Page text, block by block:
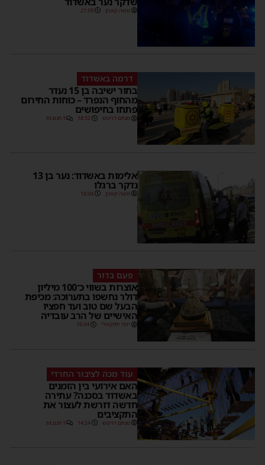
משה קאהן 21:59
דרמה באשדוד
בחור ישיבה בן 15 נעדר
מהחוף הנפרד – כוחות החירום
פתחו בחיפושים
מנחם דויטש 18:32 1 תגובות
אלימות באשדוד: נער בן 13
נדקר ברגלו
משה קאהן 18:04
פעם בדור
אוצרות בשווי כ־100 מיליון
דולר נחשפו בתערוכה: מכיפת
הבעל שם טוב ועד חפציו
האישיים של הרב עובדיה
יוסי יחזקאלי 16:34
עוד מכה לציבור החרדי
האם אירועי בין הזמנים
באשדוד בסכנה? עתירה
חדשה דורשת לעצור את
התקציבים
מנחם דויטש 14:24 1 תגובות